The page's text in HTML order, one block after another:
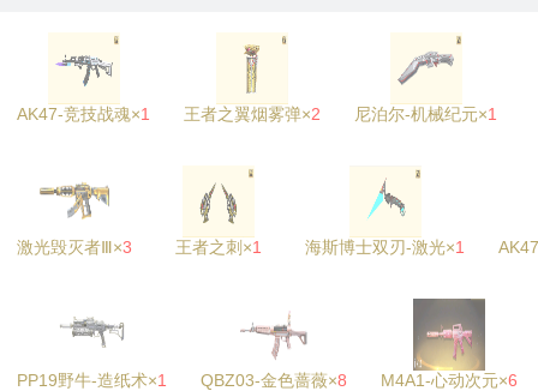
AK47-竞技战魂×1 王者之翼烟雾弹×2 尼泊尔-机械纪元×1
激光毁灭者Ⅲ×3 王者之刺×1 海斯博士双刃-激光×1
PP19野牛-造纸术×1 QBZ03-金色蔷薇×8 M4A1-心动次元×6